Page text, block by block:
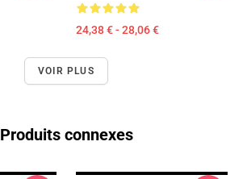
24,38 € - 28,06 €
VOIR PLUS
Produits connexes